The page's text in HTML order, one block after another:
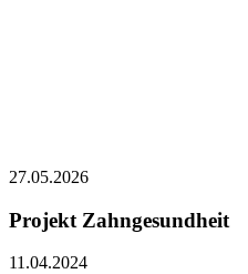
27.05.2026
Projekt Zahngesundheit
11.04.2024